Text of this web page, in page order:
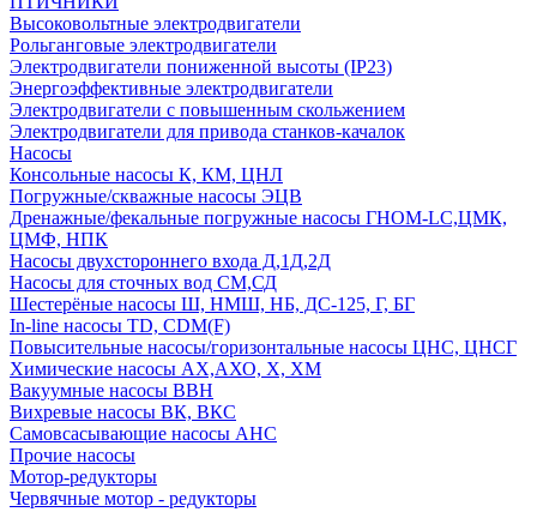
Высоковольтные электродвигатели
Рольганговые электродвигатели
Электродвигатели пониженной высоты (IP23)
Энергоэффективные электродвигатели
Электродвигатели с повышенным скольжением
Электродвигатели для привода станков-качалок
Насосы
Консольные насосы К, КМ, ЦНЛ
Погружные/скважные насосы ЭЦВ
Дренажные/фекальные погружные насосы ГНОМ-LC,ЦМК,
ЦМФ, НПК
Насосы двухстороннего входа Д,1Д,2Д
Насосы для сточных вод СМ,СД
Шестерёные насосы Ш, НМШ, НБ, ДС-125, Г, БГ
In-line насосы TD, CDM(F)
Повысительные насосы/горизонтальные насосы ЦНС, ЦНСГ
Химические насосы АХ,АХО, Х, ХМ
Вакуумные насосы ВВН
Вихревые насосы ВК, ВКС
Самовсасывающие насосы АНС
Прочие насосы
Мотор-редукторы
Червячные мотор - редукторы